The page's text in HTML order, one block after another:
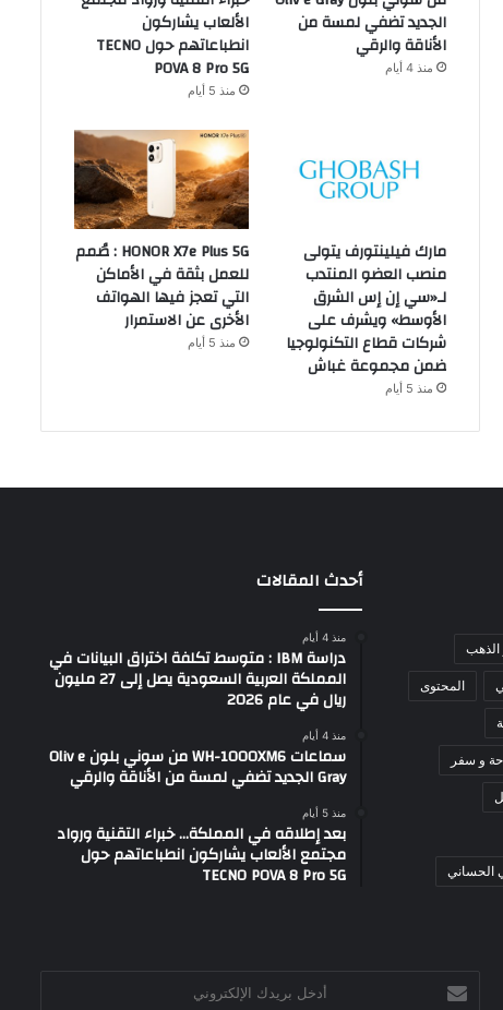
الجديد تضفي لمسة من
الأناقة والرقي
منذ 4 أيام
الألعاب يشاركون
انطباعاتهم حول TECNO
POVA 8 Pro 5G
منذ 5 أيام
مارك فيلينتورف يتولى
منصب العضو المنتدب
لـ«سي إن إس الشرق
الأوسط» ويشرف على
شركات قطاع التكنولوجيا
ضمن مجموعة غباش
منذ 5 أيام
HONOR X7e Plus 5G : صُمم
للعمل بثقة في الأماكن
التي تعجز فيها الهواتف
الأخرى عن الاستمرار
منذ 5 أيام
الذهب
المحتوى
و سفر
الحساني
أحدث المقالات
منذ 4 أيام
دراسة IBM : متوسط تكلفة اختراق البيانات في
المملكة العربية السعودية يصل إلى 27 مليون
ريال في عام 2026
منذ 4 أيام
سماعات WH-1000XM6 من سوني بلون Oliv e
Gray الجديد تضفي لمسة من الأناقة والرقي
منذ 5 أيام
بعد إطلاقه في المملكة… خبراء التقنية ورواد
مجتمع الألعاب يشاركون انطباعاتهم حول
TECNO POVA 8 Pro 5G
بريدك